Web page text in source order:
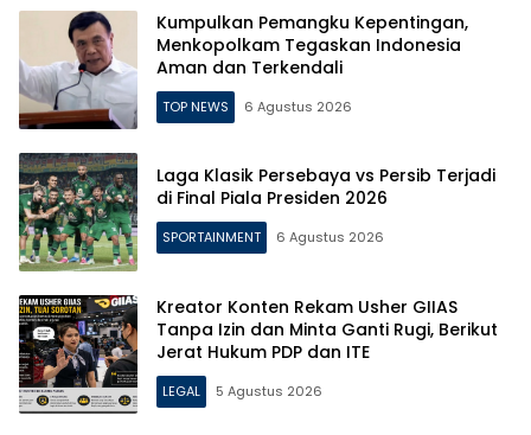
Kumpulkan Pemangku Kepentingan,
Menkopolkam Tegaskan Indonesia
Aman dan Terkendali
TOP NEWS 6 Agustus 2026
Laga Klasik Persebaya vs Persib Terjadi
di Final Piala Presiden 2026
SPORTAINMENT 6 Agustus 2026
Kreator Konten Rekam Usher GIIAS
Tanpa Izin dan Minta Ganti Rugi, Berikut
Jerat Hukum PDP dan ITE
LEGAL 5 Agustus 2026